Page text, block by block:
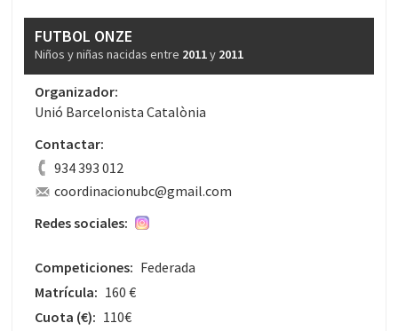
FUTBOL ONZE
Niños y niñas nacidas entre 2011y 2011
Organizador:
Unió Barcelonista Catalònia
Contactar:
934 393 012
coordinacionubc@gmail.com
Redes sociales:
Competiciones: Federada
Matrícula: 160 €
Cuota (€): 110€